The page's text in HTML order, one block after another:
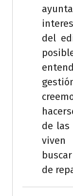
del
de las
viven
de